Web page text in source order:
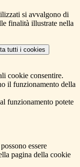
si avvalgono di
finalità illustrate nella
tutti i cookies
cookie consentire.
il funzionamento della
funzionamento potete
essere
pagina della cookie